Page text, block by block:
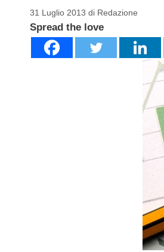
31 Luglio 2013 di Redazione
Spread the love